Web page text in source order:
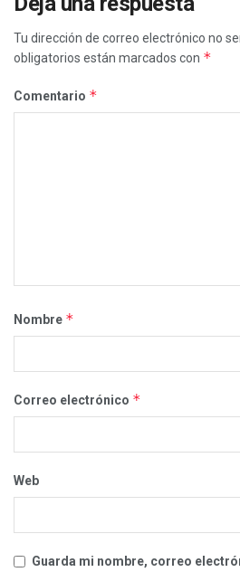
Tu dirección de correo electrónico no
obligatorios están marcados con *
Comentario *
Nombre *
Correo electrónico *
Web
Guarda mi nombre, correo